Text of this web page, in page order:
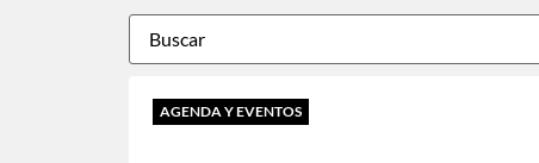
AGENDA Y EVENTOS